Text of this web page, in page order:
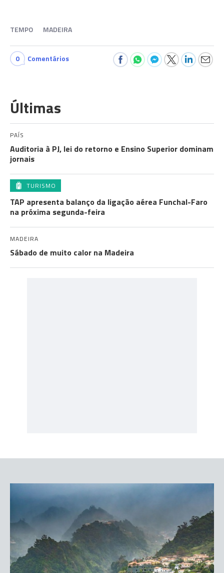
TEMPO MADEIRA
0 Comentários
Últimas
PAÍS
Auditoria à PJ, lei do retorno e Ensino Superior dominam
jornais
TURISMO
TAP apresenta balanço da ligação aérea Funchal-Faro
na próxima segunda-feira
MADEIRA
Sábado de muito calor na Madeira